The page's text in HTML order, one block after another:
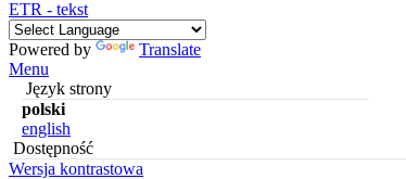
ETR - tekst
Powered by
Translate
Menu
Język strony
polski
english
Dostępność
Wersja kontrastowa